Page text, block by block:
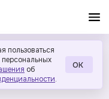
пользоваться
персональных
об
.
ОК